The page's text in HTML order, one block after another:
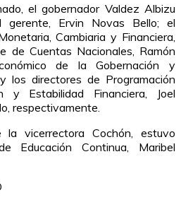
el gobernador Valdez Albizu
gerente, Ervin Novas Bello; el
Cambiaria y Financiera,
de Cuentas Nacionales, Ramón
de la Gobernación y
los directores de Programación
y Estabilidad Financiera, Joel
respectivamente.
la vicerrectora Cochón, estuvo
Educación Continua, Maribel